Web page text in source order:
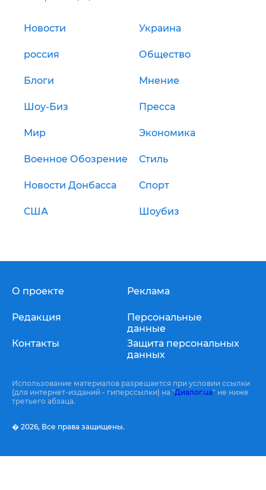
Новости Украина
россия Общество
Блоги Мнение
Шоу-Биз Пресса
Мир Экономика
Военное Обозрение Стиль
Новости Донбасса Спорт
США Шоубиз
О проекте
Редакция
Контакты
Реклама
Персональные
данные
Защита персональных
данных
Использование материалов разрешается при условии ссылки
(для интернет-изданий - гиперссылки) на "Диалог.ua" не ниже
третьего абзаца.
� 2026, Все права защищены.